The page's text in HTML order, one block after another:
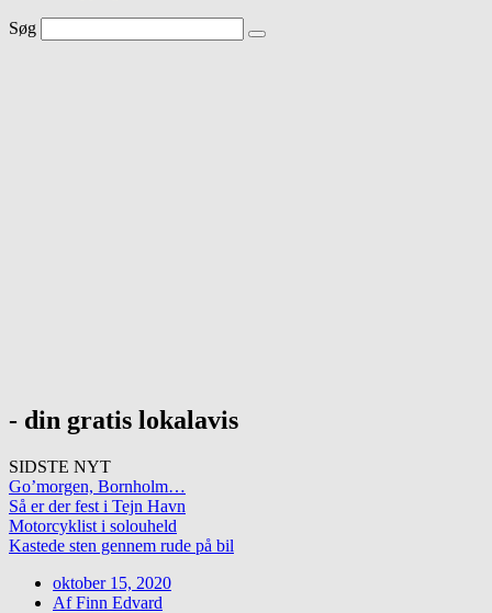
Søg
- din gratis lokalavis
SIDSTE NYT
Go’morgen, Bornholm…
Så er der fest i Tejn Havn
Motorcyklist i solouheld
Kastede sten gennem rude på bil
oktober 15, 2020
AfFinn Edvard